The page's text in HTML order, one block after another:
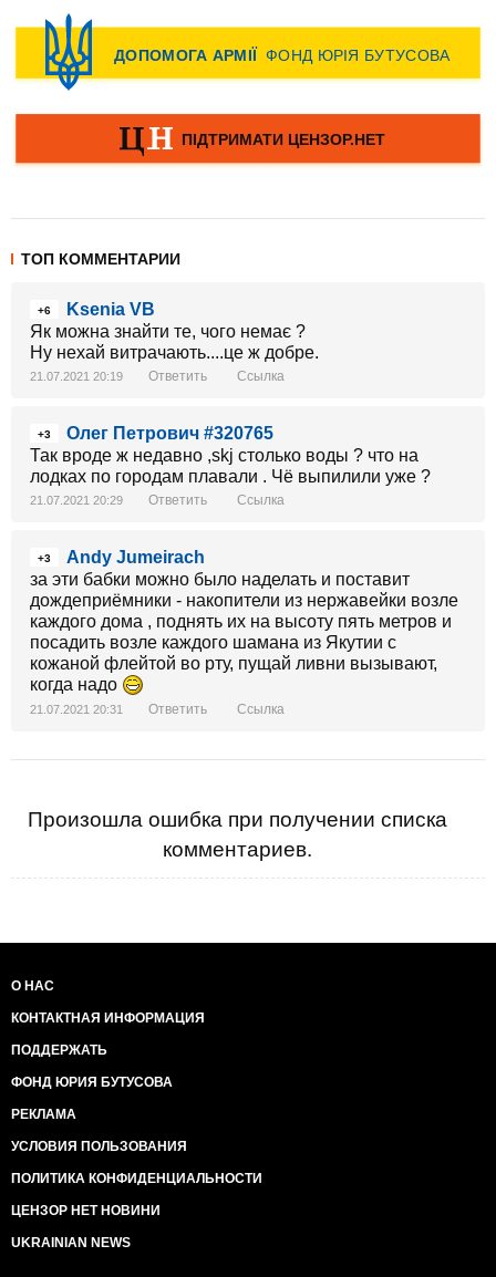
ТОП КОММЕНТАРИИ
+6
Ksenia VB
Як можна знайти те, чого немає ?
Ну нехай витрачають....це ж добре.
21.07.2021 20:19 Ответить Ссылка
+3
Олег Петрович #320765
Так вроде ж недавно ,skj столько воды ? что на
лодках по городам плавали . Чё выпилили уже ?
21.07.2021 20:29 Ответить Ссылка
+3
Andy Jumeirach
за эти бабки можно было наделать и поставит
дождеприёмники - накопители из нержавейки возле
каждого дома , поднять их на высоту пять метров и
посадить возле каждого шамана из Якутии с
кожаной флейтой во рту, пущай ливни вызывают,
когда надо
21.07.2021 20:31 Ответить Ссылка
Произошла ошибка при получении списка
комментариев.
О НАС
КОНТАКТНАЯ ИНФОРМАЦИЯ
ПОДДЕРЖАТЬ
ФОНД ЮРИЯ БУТУСОВА
РЕКЛАМА
УСЛОВИЯ ПОЛЬЗОВАНИЯ
ПОЛИТИКА КОНФИДЕНЦИАЛЬНОСТИ
ЦЕНЗОР НЕТ НОВИНИ
UKRAINIAN NEWS